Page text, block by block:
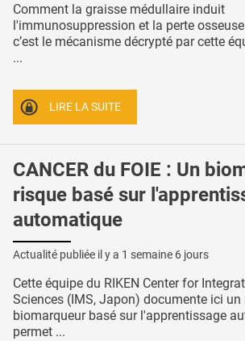
Comment la graisse médullaire induit
l'immunosuppression et la perte
c’est le mécanisme décrypté par cette
...
LIRE LA SUITE
CANCER du FOIE : Un
risque basé sur
automatique
Actualité publiée il y a 1 semaine 6 jours
Cette équipe du RIKEN Center for
Sciences (IMS, Japon) documente ici un
biomarqueur basé sur l'apprentissage
permet ...